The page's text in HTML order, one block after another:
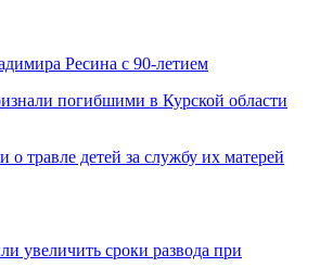
Ресина с 90-летием
погибшими в Курской области
травле детей за службу их матерей
увеличить сроки развода при